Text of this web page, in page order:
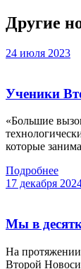
Другие
24 июля 2023
Ученики
«Большие
которые
Подробнее
17 декабря
Мы в
На протяжении
Второй